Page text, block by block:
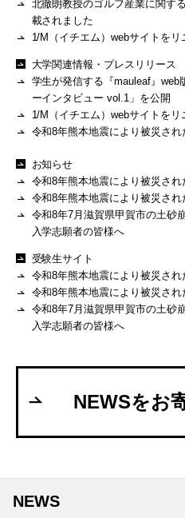
北徹朗教授のゴルフ産業に関す
載されました
1/M（イチエム）webサイトを
大学関連情報・プレスリリース
学生が発信する『mauleaf』
ーインタビュー vol.1」を公開
1/M（イチエム）webサイトを
令和8年熊本地震により被災さ
お知らせ
令和8年熊本地震により被災さ
令和8年熊本地震により被災さ
令和8年7月滋賀県甲賀市の土砂
入学志願者の皆様へ
受験生サイト
令和8年熊本地震により被災さ
令和8年熊本地震により被災さ
令和8年7月滋賀県甲賀市の土砂
入学志願者の皆様へ
NEWSをお
NEWS